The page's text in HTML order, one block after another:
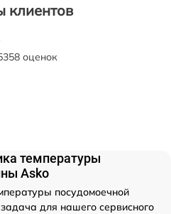
клиентов
оценок
температуры
Asko
посудомоечной
для нашего сервисного